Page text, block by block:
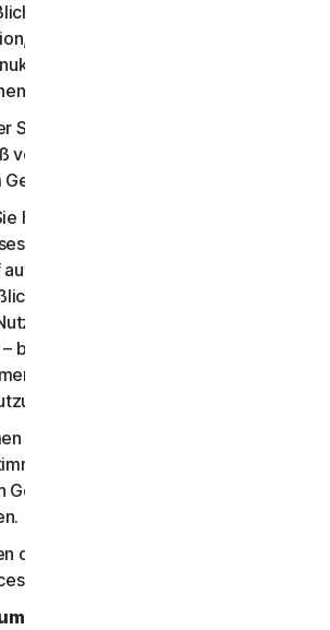
Cyberkrieg, Waffenentwicklung,
Herstellung oder Produktion von
chemischen oder
Waffen;
Services auf irgendeine Art, zu der
vorliegender Servicevereinbarung
nicht berechtigt sind;
haben im Zusammenhang mit der
Service folgende Pflichten:
die Privatanwenderservices ist
für Ihren persönlichen Gebrauch
im eigenen Haushalt
beziehungsweise im Falle von
ausschließlich für Ihre
im Unternehmen.
zu, Software und Services in
mit der LSA und allen
Gesetzen und Vorschriften zu
die technischen Einschränkungen
bzw. Software beachten.